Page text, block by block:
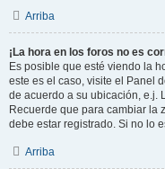
Arriba
¡La hora en los foros no es
Es posible que esté viendo la
este es el caso, visite el Panel
de acuerdo a su ubicación, e.j.
Recuerde que para cambiar la
debe estar registrado. Si no lo
Arriba